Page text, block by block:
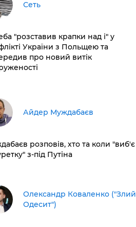
Сеть
"розставив крапки над і" у
України з Польщею та
про новий витік
Айдер Муждабаєв
розповів, хто та коли "виб'є
з-під Путіна
Олександр Коваленко ("Злий
Одесит")